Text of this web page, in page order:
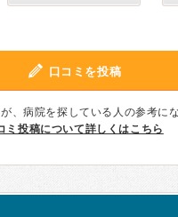
口コミを投稿
、病院を探している人の参考にな
ミ投稿について詳しくはこちら